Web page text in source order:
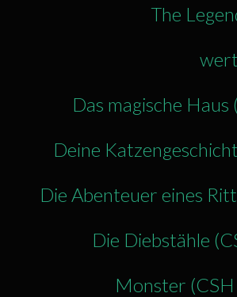
The
Das magische
Deine
Die Abenteuer eines
Die Diebstähle
Monster